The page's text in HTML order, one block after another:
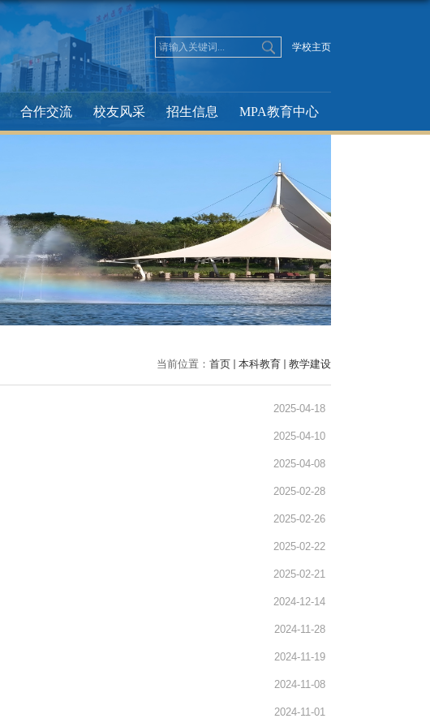
学校主页
合作交流 校友风采 招生信息 MPA教育中心
当前位置： 首页 本科教育 教学建设
2025-04-18
2025-04-10
2025-04-08
2025-02-28
2025-02-26
2025-02-22
2025-02-21
2024-12-14
2024-11-28
2024-11-19
2024-11-08
2024-11-01